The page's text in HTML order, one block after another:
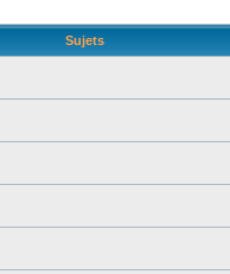
Sujets